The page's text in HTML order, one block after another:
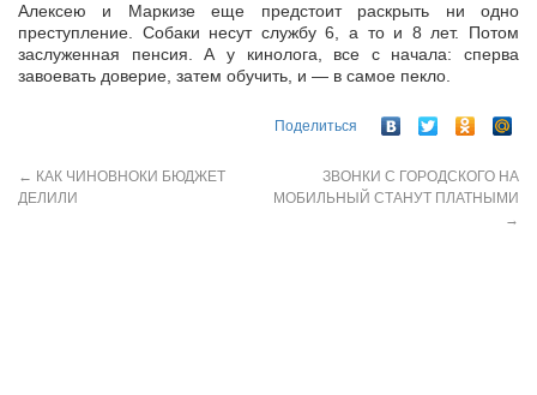
Алексею и Маркизе еще предстоит раскрыть ни одно
преступление. Собаки несут службу 6, а то и 8 лет. Потом
заслуженная пенсия. А у кинолога, все с начала: сперва
завоевать доверие, затем обучить, и — в самое пекло.
Поделиться
← КАК ЧИНОВНОКИ БЮДЖЕТ
ДЕЛИЛИ
ЗВОНКИ С ГОРОДСКОГО НА
МОБИЛЬНЫЙ СТАНУТ ПЛАТНЫМИ
→